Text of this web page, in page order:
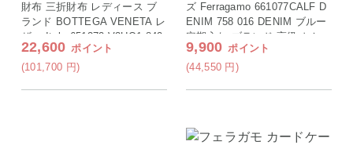
財布 三折財布 レディース ブ
ランド BOTTEGA VENETA レ
ザー Italy 651372-V3UO1 842
5 ブラック
22,600 ポイント
(101,700 円)
ズ Ferragamo 661077CALF D
ENIM 758 016 DENIM ブルー
定期入れ ブランド 高級 おし
ゃれ プレゼント 実用的
9,900 ポイント
(44,550 円 )